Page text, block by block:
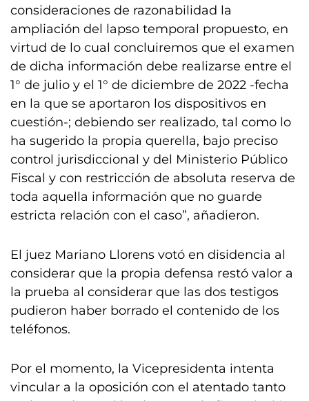
consideraciones de razonabilidad la
ampliación del lapso temporal propuesto, en
virtud de lo cual concluiremos que el examen
de dicha información debe realizarse entre el
1° de julio y el 1° de diciembre de 2022 -fecha
en la que se aportaron los dispositivos en
cuestión-; debiendo ser realizado, tal como lo
ha sugerido la propia querella, bajo preciso
control jurisdiccional y del Ministerio Público
Fiscal y con restricción de absoluta reserva de
toda aquella información que no guarde
estricta relación con el caso”, añadieron.
El juez Mariano Llorens votó en disidencia al
considerar que la propia defensa restó valor a
la prueba al considerar que las dos testigos
pudieron haber borrado el contenido de los
teléfonos.
Por el momento, la Vicepresidenta intenta
vincular a la oposición con el atentado tanto